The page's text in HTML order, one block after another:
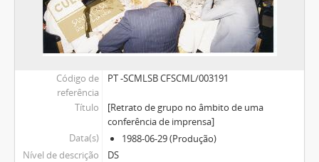
Código de
referência
PT -SCMLSB CFSCML/003191
Título
[Retrato de grupo no âmbito de uma
conferência de imprensa]
Data(s)
1988-06-29 (Produção)
Nível de descrição
DS